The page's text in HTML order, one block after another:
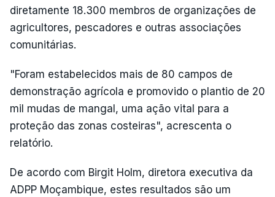
diretamente 18.300 membros de organizações de
agricultores, pescadores e outras associações
comunitárias.
"Foram estabelecidos mais de 80 campos de
demonstração agrícola e promovido o plantio de 20
mil mudas de mangal, uma ação vital para a
proteção das zonas costeiras", acrescenta o
relatório.
De acordo com Birgit Holm, diretora executiva da
ADPP Moçambique, estes resultados são um